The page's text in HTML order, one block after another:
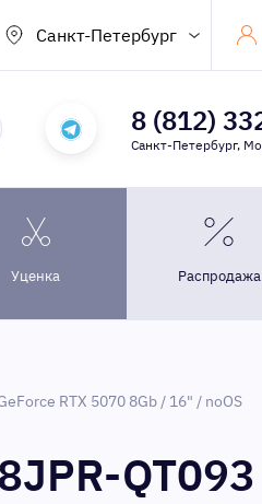
Санкт-Петербург
8 (812)
Санкт-Петербург,
Уценка Распродажа
RTX 5070 8Gb / 16" / noOS
QT093